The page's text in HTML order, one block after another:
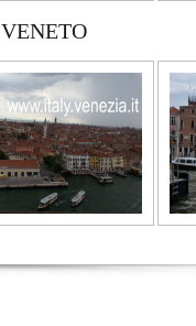
VENETO